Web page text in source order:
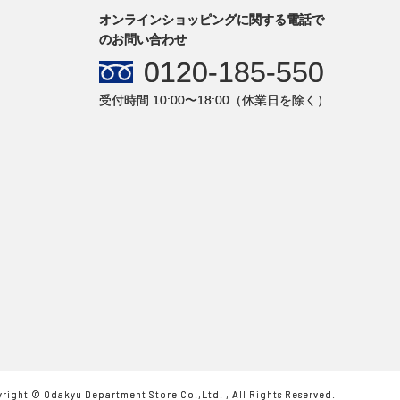
オンラインショッピングに関する電話で
のお問い合わせ
0120-185-550
受付時間 10:00〜18:00（休業日を除く）
© Odakyu Department Store Co.,Ltd. , All Rights Reserved.